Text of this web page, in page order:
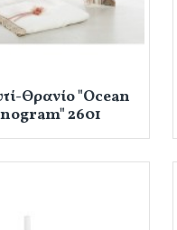
Θρανίο "Ocean
2601